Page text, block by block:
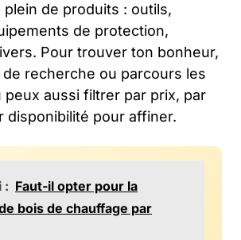
de produits : outils,
de protection,
Pour trouver ton bonheur,
recherche ou parcours les
peux aussi filtrer par prix, par
disponibilité pour affiner.
: Faut-il opter pour la
bois de chauffage par